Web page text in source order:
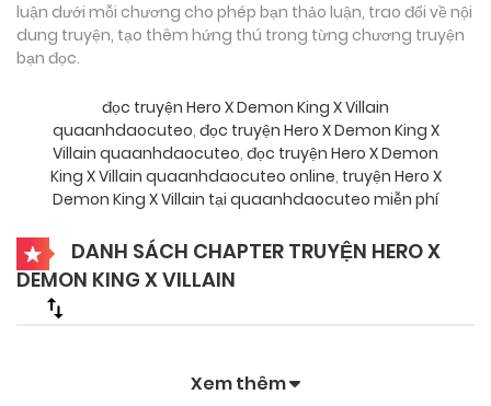
luận dưới mỗi chương cho phép bạn thảo luận, trao đổi về nội
dung truyện, tạo thêm hứng thú trong từng chương truyện
bạn đọc.
đọc truyện Hero X Demon King X Villain
quaanhdaocuteo, đọc truyện Hero X Demon King X
Villain quaanhdaocuteo, đọc truyện Hero X Demon
King X Villain quaanhdaocuteo online, truyện Hero X
Demon King X Villain tại quaanhdaocuteo miễn phí
DANH SÁCH CHAPTER TRUYỆN HERO X
DEMON KING X VILLAIN
Xem thêm